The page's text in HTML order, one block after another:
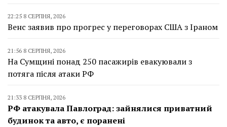
22:25 8 СЕРПНЯ, 2026
Венс заявив про прогрес у переговорах США з Іраном
21:56 8 СЕРПНЯ, 2026
На Сумщині понад 250 пасажирів евакуювали з
потяга після атаки РФ
21:33 8 СЕРПНЯ, 2026
РФ атакувала Павлоград: зайнялися приватний
будинок та авто, є поранені